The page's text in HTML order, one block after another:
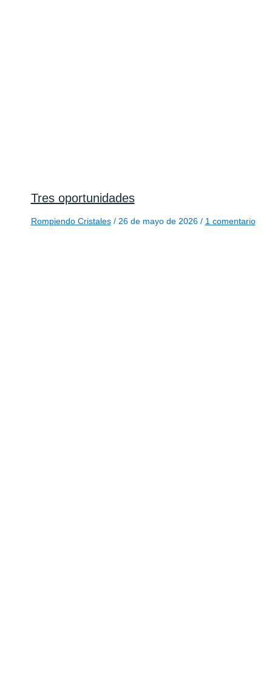
Tres oportunidades
Rompiendo Cristales/ 26 de mayo de 2026 / 1 comentario